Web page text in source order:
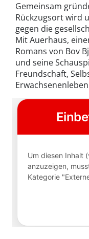
Gemeinsam
Rückzugsort wird
gegen die
Mit Auerhaus,
Romans von Bov
und seine
Freundschaft,